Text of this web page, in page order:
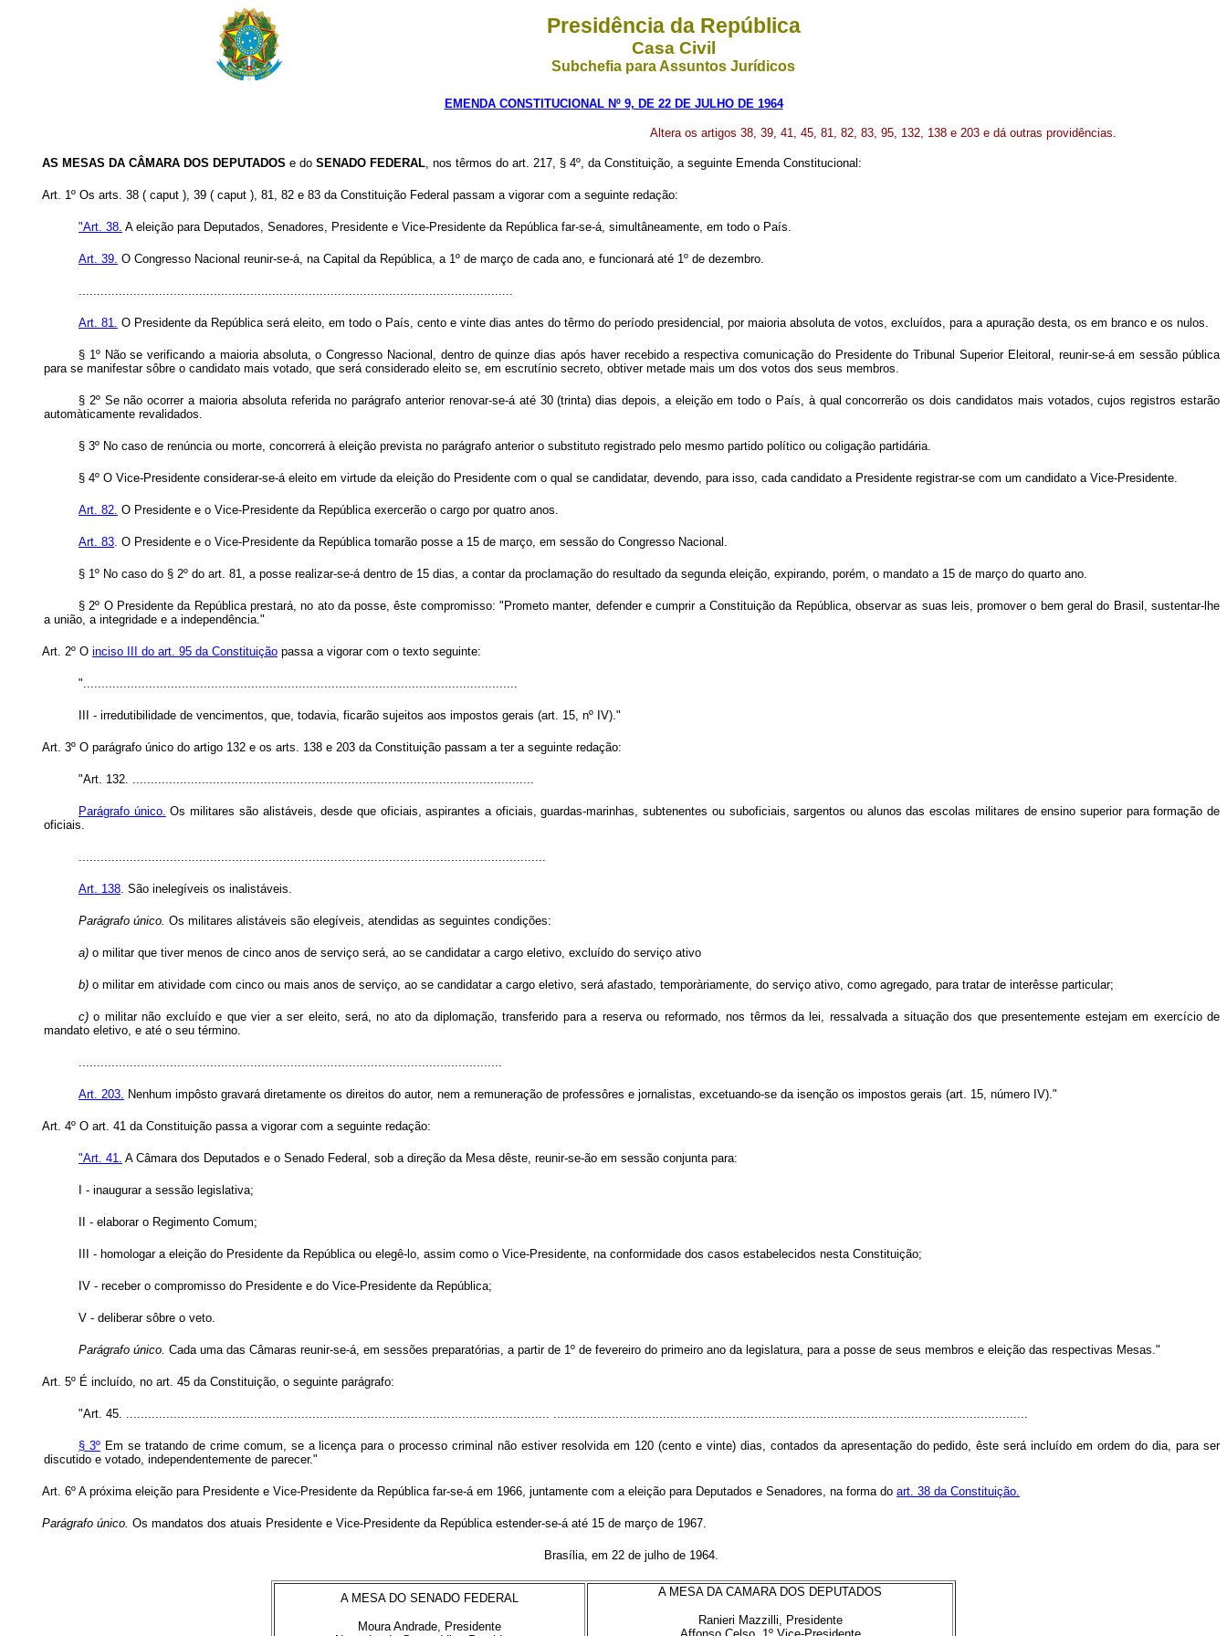
Presidência da República
Casa Civil
Subchefia para Assuntos Jurídicos
EMENDA CONSTITUCIONAL Nº 9, DE 22 DE JULHO DE 1964
Altera os artigos 38, 39, 41, 45, 81, 82, 83, 95, 132, 138 e 203 e dá outras providências.
AS MESAS DA CÂMARA DOS DEPUTADOS e do SENADO FEDERAL, nos têrmos do art. 217, § 4º, da Constituição, a seguinte Emenda Constitucional:
Art. 1º Os arts. 38 ( caput ), 39 ( caput ), 81, 82 e 83 da Constituição Federal passam a vigorar com a seguinte redação:
"Art. 38. A eleição para Deputados, Senadores, Presidente e Vice-Presidente da República far-se-á, simultâneamente, em todo o País.
Art. 39. O Congresso Nacional reunir-se-á, na Capital da República, a 1º de março de cada ano, e funcionará até 1º de dezembro.
.......................................................................................................................
Art. 81. O Presidente da República será eleito, em todo o País, cento e vinte dias antes do têrmo do período presidencial, por maioria absoluta de votos, excluídos, para a apuração desta, os em branco e os nulos.
§ 1º Não se verificando a maioria absoluta, o Congresso Nacional, dentro de quinze dias após haver recebido a respectiva comunicação do Presidente do Tribunal Superior Eleitoral, reunir-se-á em sessão pública
para se manifestar sôbre o candidato mais votado, que será considerado eleito se, em escrutínio secreto, obtiver metade mais um dos votos dos seus membros.
§ 2º Se não ocorrer a maioria absoluta referida no parágrafo anterior renovar-se-á até 30 (trinta) dias depois, a eleição em todo o País, à qual concorrerão os dois candidatos mais votados, cujos registros estarão
automàticamente revalidados.
§ 3º No caso de renúncia ou morte, concorrerá à eleição prevista no parágrafo anterior o substituto registrado pelo mesmo partido político ou coligação partidária.
§ 4º O Vice-Presidente considerar-se-á eleito em virtude da eleição do Presidente com o qual se candidatar, devendo, para isso, cada candidato a Presidente registrar-se com um candidato a Vice-Presidente.
Art. 82. O Presidente e o Vice-Presidente da República exercerão o cargo por quatro anos.
Art. 83. O Presidente e o Vice-Presidente da República tomarão posse a 15 de março, em sessão do Congresso Nacional.
§ 1º No caso do § 2º do art. 81, a posse realizar-se-á dentro de 15 dias, a contar da proclamação do resultado da segunda eleição, expirando, porém, o mandato a 15 de março do quarto ano.
§ 2º O Presidente da República prestará, no ato da posse, êste compromisso: "Prometo manter, defender e cumprir a Constituição da República, observar as suas leis, promover o bem geral do Brasil, sustentar-lhe
a união, a integridade e a independência."
Art. 2º O inciso III do art. 95 da Constituição passa a vigorar com o texto seguinte:
".......................................................................................................................
III - irredutibilidade de vencimentos, que, todavia, ficarão sujeitos aos impostos gerais (art. 15, nº IV)."
Art. 3º O parágrafo único do artigo 132 e os arts. 138 e 203 da Constituição passam a ter a seguinte redação:
"Art. 132. ..............................................................................................................
Parágrafo único. Os militares são alistáveis, desde que oficiais, aspirantes a oficiais, guardas-marinhas, subtenentes ou suboficiais, sargentos ou alunos das escolas militares de ensino superior para formação de
oficiais.
................................................................................................................................
Art. 138. São inelegíveis os inalistáveis.
Parágrafo único. Os militares alistáveis são elegíveis, atendidas as seguintes condições:
a) o militar que tiver menos de cinco anos de serviço será, ao se candidatar a cargo eletivo, excluído do serviço ativo
b) o militar em atividade com cinco ou mais anos de serviço, ao se candidatar a cargo eletivo, será afastado, temporàriamente, do serviço ativo, como agregado, para tratar de interêsse particular;
c)o militar não excluído e que vier a ser eleito, será, no ato da diplomação, transferido para a reserva ou reformado, nos têrmos da lei, ressalvada a situação dos que presentemente estejam em exercício de
mandato eletivo, e até o seu término.
....................................................................................................................
Art. 203. Nenhum impôsto gravará diretamente os direitos do autor, nem a remuneração de professôres e jornalistas, excetuando-se da isenção os impostos gerais (art. 15, número IV)."
Art. 4º O art. 41 da Constituição passa a vigorar com a seguinte redação:
"Art. 41. A Câmara dos Deputados e o Senado Federal, sob a direção da Mesa dêste, reunir-se-ão em sessão conjunta para:
I - inaugurar a sessão legislativa;
II - elaborar o Regimento Comum;
III - homologar a eleição do Presidente da República ou elegê-lo, assim como o Vice-Presidente, na conformidade dos casos estabelecidos nesta Constituição;
IV - receber o compromisso do Presidente e do Vice-Presidente da República;
V - deliberar sôbre o veto.
Parágrafo único. Cada uma das Câmaras reunir-se-á, em sessões preparatórias, a partir de 1º de fevereiro do primeiro ano da legislatura, para a posse de seus membros e eleição das respectivas Mesas."
Art. 5º É incluído, no art. 45 da Constituição, o seguinte parágrafo:
"Art. 45. .................................................................................................................... ..................................................................................................................................
§ 3ºEm se tratando de crime comum, se a licença para o processo criminal não estiver resolvida em 120 (cento e vinte) dias, contados da apresentação do pedido, êste será incluído em ordem do dia, para ser
discutido e votado, independentemente de parecer."
Art. 6º A próxima eleição para Presidente e Vice-Presidente da República far-se-á em 1966, juntamente com a eleição para Deputados e Senadores, na forma do art. 38 da Constituição.
Parágrafo único. Os mandatos dos atuais Presidente e Vice-Presidente da República estender-se-á até 15 de março de 1967.
Brasília, em 22 de julho de 1964.
A MESA DO SENADO FEDERAL
Moura Andrade, Presidente
A MESA DA CAMARA DOS DEPUTADOS
Ranieri Mazzilli, Presidente